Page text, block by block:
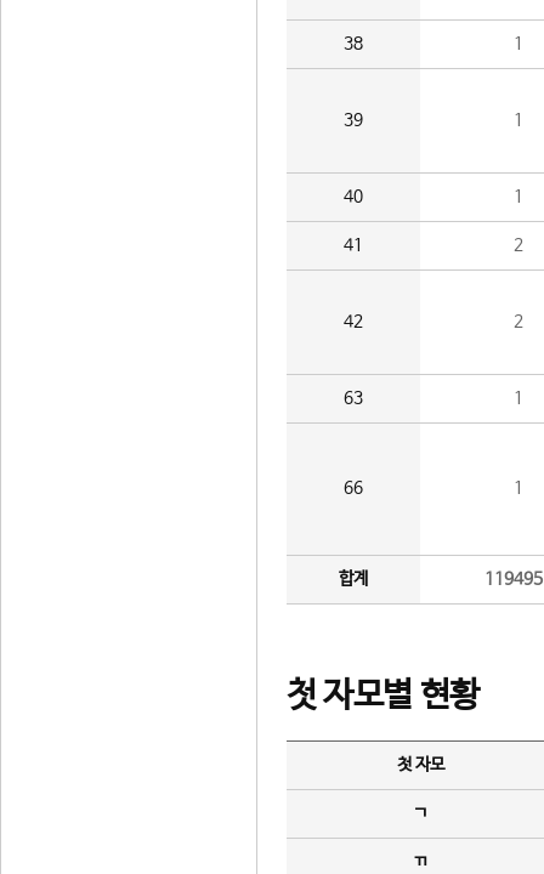
38 1
39 1
40 1
41 2
42 2
63 1
66 1
합계
첫 자모별 현황
첫 자모
ㄱ
ㄲ